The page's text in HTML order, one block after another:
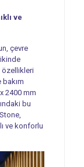
ve
çevre
özellikleri
2400 mm
bu
ve konforlu